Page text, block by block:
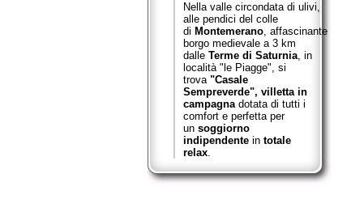
Nella valle circondata di ulivi,
alle pendici del colle
di Montemerano, affascinante
borgo medievale a 3 km
dalle Terme di Saturnia, in
località "le Piagge", si
trova "Casale
Sempreverde", villetta in
campagna dotata di tutti i
comfort e perfetta per
un soggiorno
indipendente in totale
relax.